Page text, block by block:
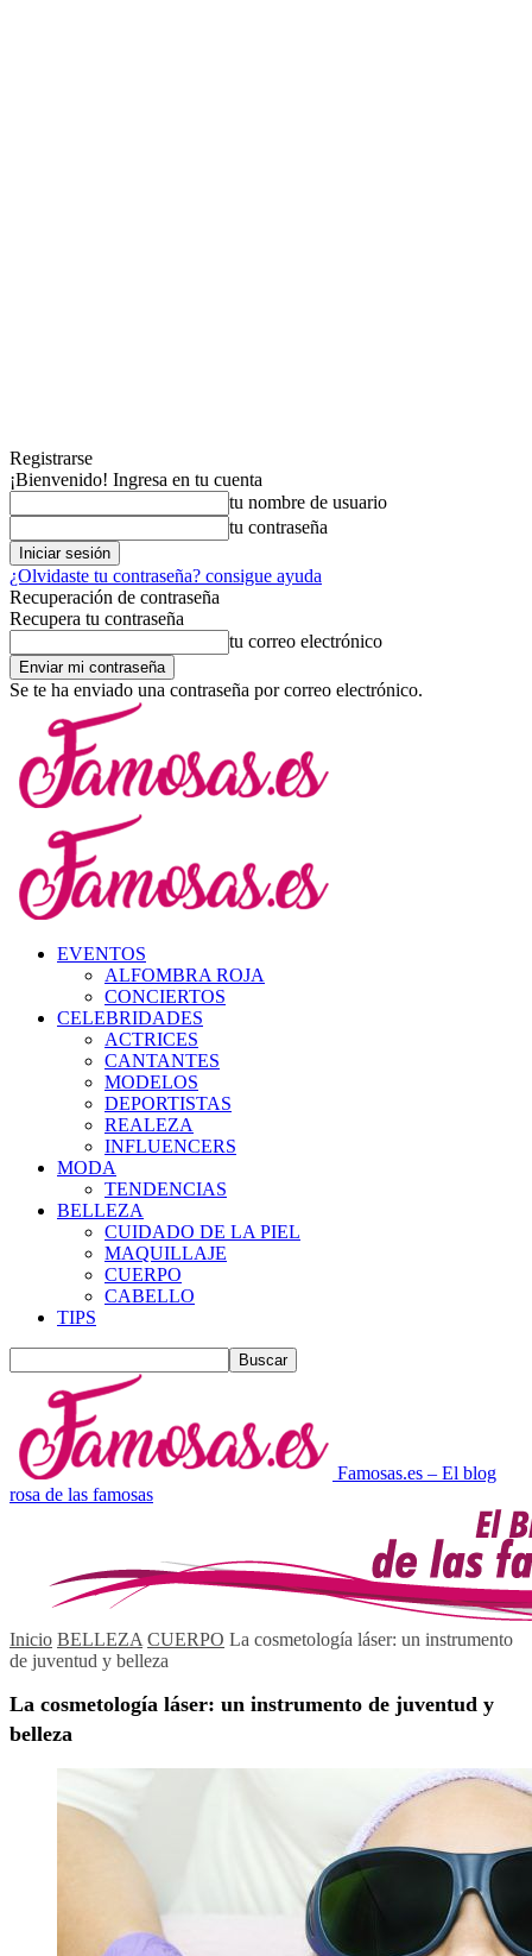
Registrarse
¡Bienvenido! Ingresa en tu cuenta
tu nombre de usuario
tu contraseña
¿Olvidaste tu contraseña? consigue ayuda
Recuperación de contraseña
Recupera tu contraseña
tu correo electrónico
Se te ha enviado una contraseña por correo electrónico.
EVENTOS
ALFOMBRA ROJA
CONCIERTOS
CELEBRIDADES
ACTRICES
CANTANTES
MODELOS
DEPORTISTAS
REALEZA
INFLUENCERS
MODA
TENDENCIAS
BELLEZA
CUIDADO DE LA PIEL
MAQUILLAJE
CUERPO
CABELLO
TIPS
Famosas.es – El blog
rosa de las famosas
Inicio BELLEZA CUERPO La cosmetología láser: un instrumento
de juventud y belleza
La cosmetología láser: un instrumento de juventud y
belleza